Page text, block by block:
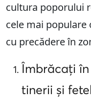
cultura poporului
cele mai
cu precădere în
Îmbrăcați
tinerii și